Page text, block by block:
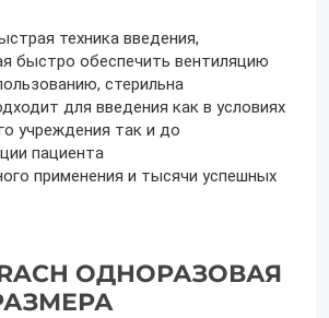
техника введения,
быстро обеспечить вентиляцию
стерильна
для введения как в условиях
учреждения так и до
пациента
применения и тысячи успешных
ОДНОРАЗОВАЯ